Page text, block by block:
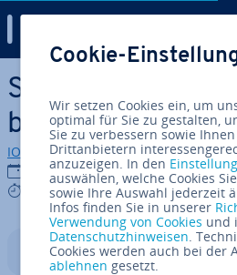
Zum Haupt­in­halt springen
beraten durchs
IONOS Redaktion
11.01.2018
9 mins
In­halts­ver­zeich­nis
Cookie-
Wir setzen Cookies ein, um
optimal für Sie zu gestalten,
Sie zu verbessern sowie
Drittanbietern
anzuzeigen. In den
auswählen, welche Cookies
sowie Ihre Auswahl jederzeit
Infos finden Sie in unserer
Verwendung von Cookies und
Datenschutzhinweisen.
Cookies werden auch bei der
ablehnen gesetzt.